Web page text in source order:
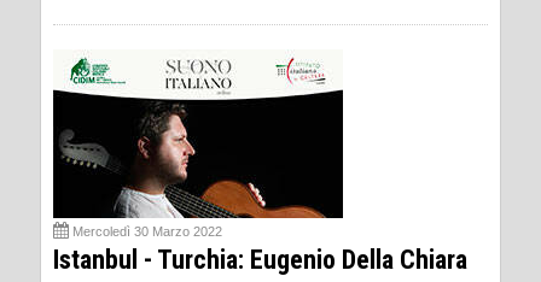
Mercoledì 30 Marzo 2022
Istanbul - Turchia: Eugenio Della Chiara